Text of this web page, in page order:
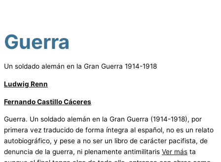
Guerra
Un soldado alemán en la Gran Guerra 1914-1918
Ludwig Renn
Fernando Castillo Cáceres
Guerra. Un soldado alemán en la Gran Guerra (1914-1918), por
primera vez traducido de forma íntegra al español, no es un relato
autobiográfico, y pese a no ser un libro de carácter pacifista, de
denuncia de la guerra, ni plenamente antimilitaris Ver más ta